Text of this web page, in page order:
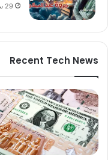
29 سبتمبر، 2025
Recent Tech News